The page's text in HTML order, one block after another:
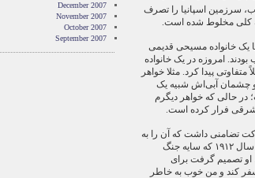
سرزمین اسپانیا را تصرف
کلی مخلوط شده است.
یک خانواده مسیحی قدیمی
امروزه در یک خانواده
پیدا کرد. مثلا خواهر
و چشمان آبی‌اش شبیه یک
در حالی که خواهر دیگرم
شرقی فرار کرده است.
تضامنی داشت که آن را به
دو شریک خود سپرده بود. در سال ۱۹۱۲ که سایه جنگ
او تصمیم گرفت برای
کند و من خوب به خاطر
December 2007
November 2007
October 2007
September 2007